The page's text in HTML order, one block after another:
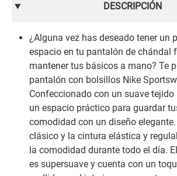
DESCRIPCIÓN
¿Alguna vez has deseado tener un
espacio en tu pantalón de chándal
mantener tus básicos a mano? Te
pantalón con bolsillos Nike
Confeccionado con un suave tejido
un espacio práctico para guardar
comodidad con un diseño
clásico y la cintura elástica y
la comodidad durante todo el día.
es supersuave y cuenta con un